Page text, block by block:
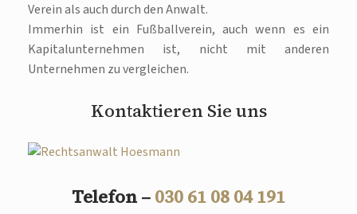
Verein als auch durch den Anwalt.
Immerhin ist ein Fußballverein, auch wenn es ein
Kapitalunternehmen ist, nicht mit anderen
Unternehmen zu vergleichen.
Kontaktieren Sie uns
Telefon – 030 61 08 04 191